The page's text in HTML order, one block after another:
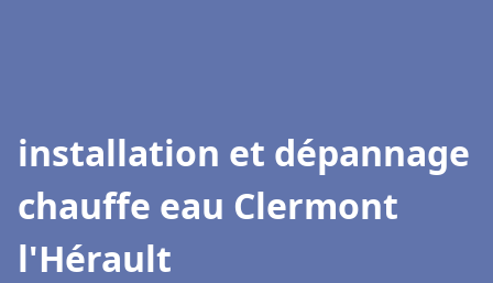
installation et dépannage
chauffe eau Clermont
l'Hérault